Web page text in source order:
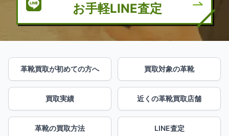
お手軽LINE査定
革靴買取が初めての方へ 買取対象の革靴
買取実績 近くの革靴買取店舗
革靴の買取方法 LINE査定